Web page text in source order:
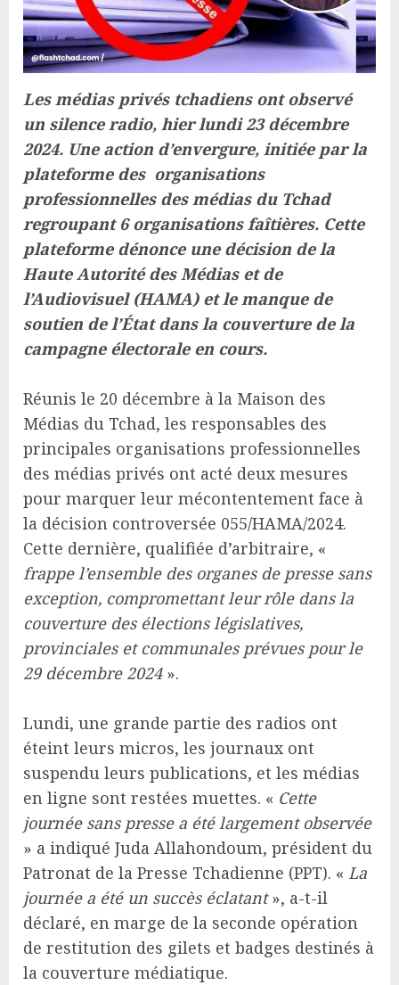
Les médias privés tchadiens ont observé
un silence radio, hier lundi 23 décembre
2024. Une action d’envergure, initiée par la
plateforme des organisations
professionnelles des médias du Tchad
regroupant 6 organisations faîtières. Cette
plateforme dénonce une décision de la
Haute Autorité des Médias et de
l’Audiovisuel (HAMA) et le manque de
soutien de l’État dans la couverture de la
campagne électorale en cours.
Réunis le 20 décembre à la Maison des
Médias du Tchad, les responsables des
principales organisations professionnelles
des médias privés ont acté deux mesures
pour marquer leur mécontentement face à
la décision controversée 055/HAMA/2024.
Cette dernière, qualifiée d’arbitraire, «
frappe l’ensemble des organes de presse sans
exception, compromettant leur rôle dans la
couverture des élections législatives,
provinciales et communales prévues pour le
29 décembre 2024».
Lundi, une grande partie des radios ont
éteint leurs micros, les journaux ont
suspendu leurs publications, et les médias
en ligne sont restées muettes. « Cette
journée sans presse a été largement observée
» a indiqué Juda Allahondoum, président du
Patronat de la Presse Tchadienne (PPT). « La
journée a été un succès éclatant», a-t-il
déclaré, en marge de la seconde opération
de restitution des gilets et badges destinés à
la couverture médiatique.